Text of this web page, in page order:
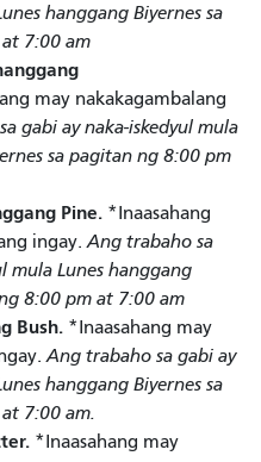
hanggang Biyernes sa
7:00 am
may nakakagambalang
gabi ay naka-iskedyul mula
sa pagitan ng 8:00 pm
Pine. *Inaasahang
ingay. Ang trabaho sa
mula Lunes hanggang
8:00 pm at 7:00 am
Bush. *Inaasahang may
Ang trabaho sa gabi ay
hanggang Biyernes sa
7:00 am.
*Inaasahang may